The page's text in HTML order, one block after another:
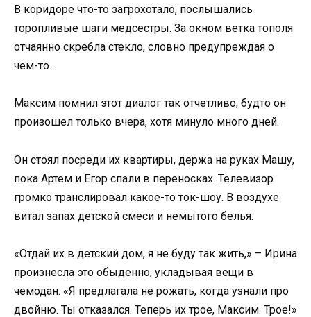
В коридоре что-то загрохотало, послышались
торопливые шаги медсестры. За окном ветка тополя
отчаянно скребла стекло, словно предупреждая о
чем-то.
Максим помнил этот диалог так отчетливо, будто он
произошел только вчера, хотя минуло много дней.
Он стоял посреди их квартиры, держа на руках Машу,
пока Артем и Егор спали в переносках. Телевизор
громко транслировал какое-то ток-шоу. В воздухе
витал запах детской смеси и немытого белья.
«Отдай их в детский дом, я не буду так жить,» – Ирина
произнесла это обыденно, укладывая вещи в
чемодан. «Я предлагала не рожать, когда узнали про
двойню. Ты отказался. Теперь их трое, Максим. Трое!»